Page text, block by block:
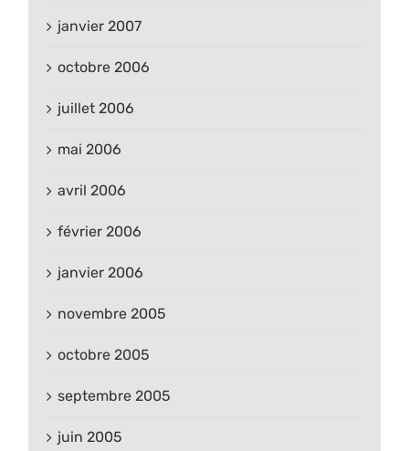
janvier 2007
octobre 2006
juillet 2006
mai 2006
avril 2006
février 2006
janvier 2006
novembre 2005
octobre 2005
septembre 2005
juin 2005